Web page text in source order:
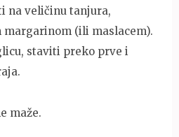
na veličinu tanjura,
(ili maslacem).
staviti preko prve i
maže.